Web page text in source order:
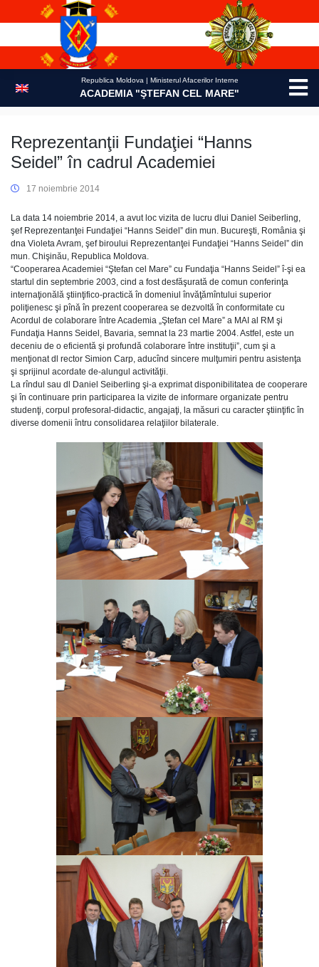
Republica Moldova | Ministerul Afacerilor Interne
ACADEMIA "ŞTEFAN CEL MARE"
Reprezentanţii Fundaţiei “Hanns
Seidel” în cadrul Academiei
17 noiembrie 2014
La data 14 noiembrie 2014, a avut loc vizita de lucru dlui Daniel Seiberling,
şef Reprezentanţei Fundaţiei “Hanns Seidel” din mun. Bucureşti, România şi
dna Violeta Avram, şef biroului Reprezentanţei Fundaţiei “Hanns Seidel” din
mun. Chişinău, Republica Moldova.
“Cooperarea Academiei “Ştefan cel Mare” cu Fundaţia “Hanns Seidel” î-şi ea
startul din septembrie 2003, cind a fost desfăşurată de comun conferinţa
internaţionălă ştiinţifico-practică în domeniul învăţămîntului superior
poliţienesc şi pînă în prezent cooperarea se dezvoltă în conformitate cu
Acordul de colaborare între Academia „Ştefan cel Mare” a MAI al RM şi
Fundaţia Hanns Seidel, Bavaria, semnat la 23 martie 2004. Astfel, este un
deceniu de o eficientă şi profundă colaborare între instituţii”, cum şi a
menţionat dl rector Simion Carp, aducînd sincere mulţumiri pentru asistenţa
şi sprijinul acordate de-alungul activităţii.
La rîndul sau dl Daniel Seiberling şi-a exprimat disponibilitatea de cooperare
şi în continuare prin participarea la vizite de informare organizate pentru
studenţi, corpul profesoral-didactic, angajaţi, la măsuri cu caracter ştiinţific în
diverse domenii întru consolidarea relaţiilor bilaterale.